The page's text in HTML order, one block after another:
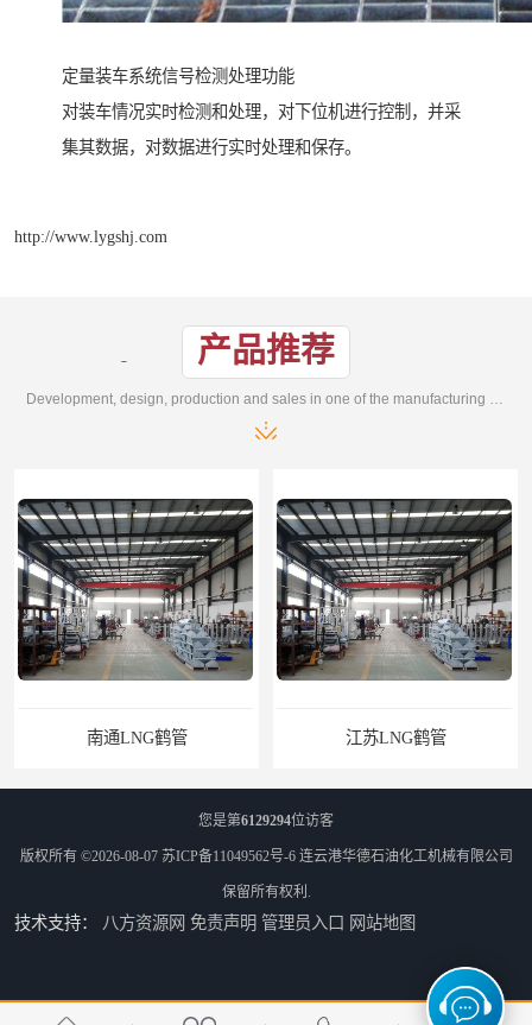
定量装车系统信号检测处理功能
对装车情况实时检测和处理，对下位机进行控制，并采
集其数据，对数据进行实时处理和保存。
http://www.lygshj.com
产品推荐
南通LNG鹤管 江苏LNG鹤管
您是第6129294位访客
版权所有 ©2026-08-07 苏ICP备11049562号-6 连云港华德石油化工机械有限公司
保留所有权利.
技术支持： 八方资源网 免责声明 管理员入口 网站地图